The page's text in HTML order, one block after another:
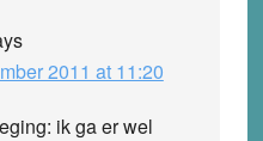
2011 at 11:20
ik ga er wel